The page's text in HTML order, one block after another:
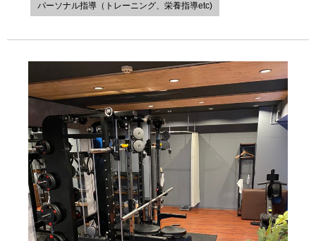
パーソナル指導（トレーニング、栄養指導etc)